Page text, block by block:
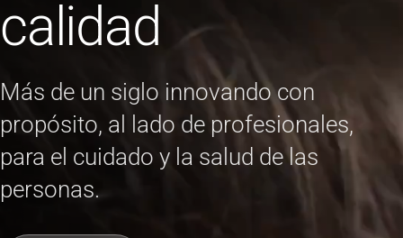
calidad
Más de un siglo innovando con
propósito, al lado de profesionales,
para el cuidado y la salud de las
personas.